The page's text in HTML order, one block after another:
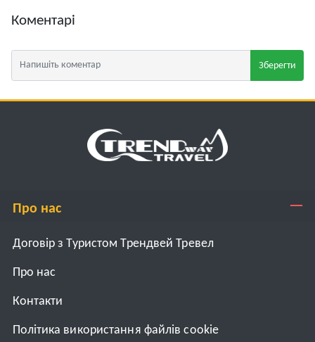
Коментарі
Зберегти
Про нас
Договір з Туристом Трендвей Тревел
Про нас
Контакти
Політика використання файлів cookie